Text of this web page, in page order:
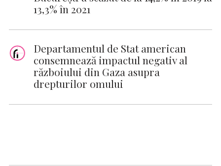
13,3% în 2021
Departamentul de Stat american
consemnează impactul negativ al
războiului din Gaza asupra
drepturilor omului